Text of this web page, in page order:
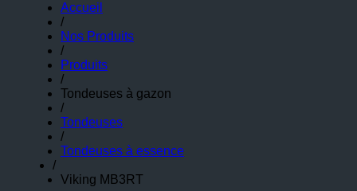
Accueil
/
Nos Produits
/
Produits
/
Tondeuses à gazon
/
Tondeuses
/
Tondeuses à essence
/
Viking MB3RT